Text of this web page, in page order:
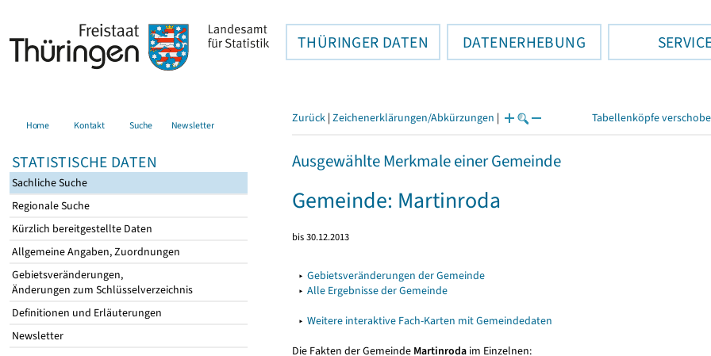
THÜRINGER DATEN DATENERHEBUNG
Home Kontakt Suche Newsletter
STATISTISCHE DATEN
Sachliche Suche
Regionale Suche
Kürzlich bereitgestellte Daten
Allgemeine Angaben, Zuordnungen
Gebietsveränderungen,
Änderungen zum Schlüsselverzeichnis
Definitionen und Erläuterungen
Newsletter
Zurück | Zeichenerklärungen/Abkürzungen | Tabellenköpfe
Ausgewählte Merkmale einer Gemeinde
Gemeinde: Martinroda
bis 30.12.2013
▸ Gebietsveränderungen der Gemeinde
▸ Alle Ergebnisse der Gemeinde
▸ Weitere interaktive Fach-Karten mit Gemeindedaten
Die Fakten der Gemeinde Martinroda im Einzelnen: